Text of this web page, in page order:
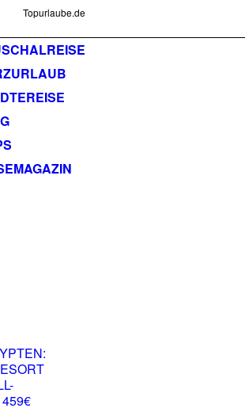
Topurlaube.de